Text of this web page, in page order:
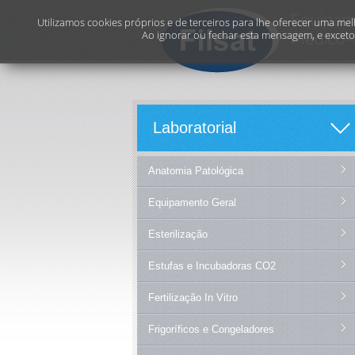
Laboratorial
Anatomia Patológica
Equipamento Geral
Esterilização
Estufas e Incubadoras CO2
Fertilização In Vitro
Frigoríficos e Congeladores
Utilizamos cookies próprios e de terceiros para lhe oferecer uma
Ao ignorar ou fechar esta mensagem, e